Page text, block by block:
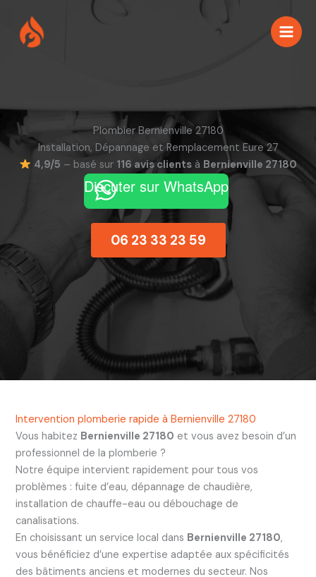
contenu
Plombier Bernienville 27180
Installation, Dépannage et Remplacement Eure 27
4,9/5 – basé sur 116 avis clientsà Bernienville 27180
Discuter sur WhatsApp
06 23 33 23 59
Intervention plomberie rapide à Bernienville 27180
Vous habitez Bernienville 27180 et vous avez besoin d’un
professionnel de la plomberie ?
Notre équipe intervient rapidement pour tous vos
problèmes : fuite d’eau, dépannage de chaudière,
installation de chauffe-eau ou débouchage de
canalisations.
En choisissant un service local dans Bernienville 27180,
vous bénéficiez d’une expertise adaptée aux spécificités
des bâtiments anciens et modernes du secteur. Nos